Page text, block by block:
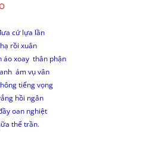
cứ lựa lần
rồi xuân
áo xoay thân phận
ám vụ vân
tiếng vọng
hồi ngân
oan nghiệt
thế trần.